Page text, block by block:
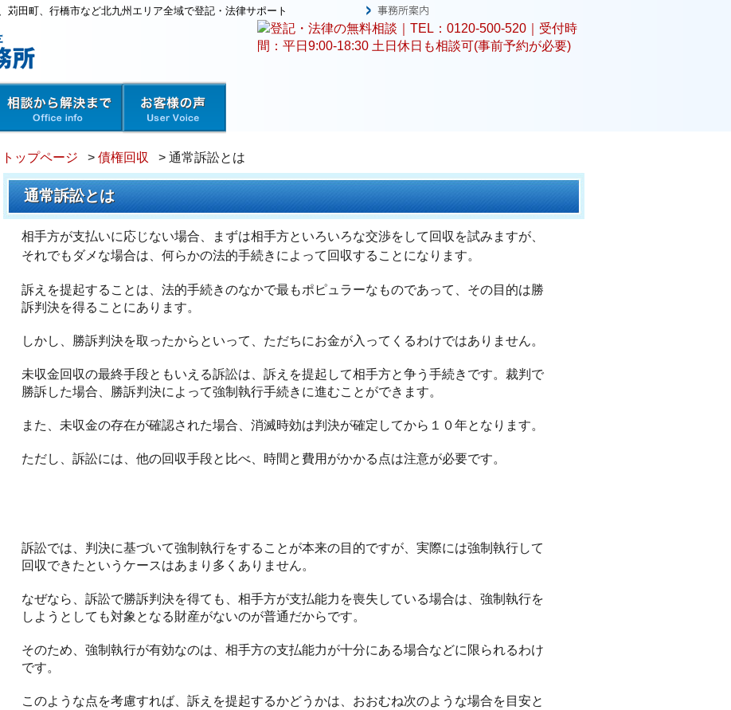
苅田町、行橋市など北九州エリア全域で登記・法律サポート
トップページ > 債権回収 > 通常訴訟とは
通常訴訟とは
相手方が支払いに応じない場合、まずは相手方といろいろな交渉をして回収を試みますが、
それでもダメな場合は、何らかの法的手続きによって回収することになります。
訴えを提起することは、法的手続きのなかで最もポピュラーなものであって、その目的は勝
訴判決を得ることにあります。
しかし、勝訴判決を取ったからといって、ただちにお金が入ってくるわけではありません。
未収金回収の最終手段ともいえる訴訟は、訴えを提起して相手方と争う手続きです。裁判で
勝訴した場合、勝訴判決によって強制執行手続きに進むことができます。
また、未収金の存在が確認された場合、消滅時効は判決が確定してから１０年となります。
ただし、訴訟には、他の回収手段と比べ、時間と費用がかかる点は注意が必要です。
訴訟では、判決に基づいて強制執行をすることが本来の目的ですが、実際には強制執行して
回収できたというケースはあまり多くありません。
なぜなら、訴訟で勝訴判決を得ても、相手方が支払能力を喪失している場合は、強制執行を
しようとしても対象となる財産がないのが普通だからです。
そのため、強制執行が有効なのは、相手方の支払能力が十分にある場合などに限られるわけ
です。
このような点を考慮すれば、訴えを提起するかどうかは、おおむね次のような場合を目安と